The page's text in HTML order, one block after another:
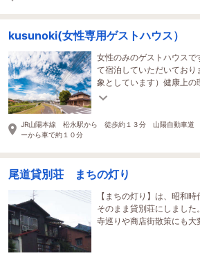
kusunoki(女性専用ゲストハウス）
女性のみのゲストハウスで
て宿泊していただいてお
象としています）健康上
方に配慮し、マスクはご自
JR山陽本線 松永駅から 徒歩約１３分 山陽自動車道
ーから車で約１０分
尾道貸別荘 まちの灯り
【まちの灯り】は、昭和
そのまま貸別荘にしまし
寺巡りや商店街散策にも大